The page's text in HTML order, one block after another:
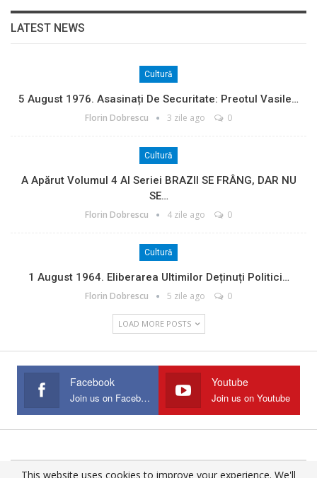
LATEST NEWS
Cultură
5 August 1976. Asasinați De Securitate: Preotul Vasile…
Florin Dobrescu 3 zile ago 0
Cultură
A Apărut Volumul 4 Al Seriei BRAZII SE FRÂNG, DAR NU
SE…
Florin Dobrescu 4 zile ago 0
Cultură
1 August 1964. Eliberarea Ultimilor Deținuți Politici…
Florin Dobrescu 5 zile ago 0
LOAD MORE POSTS
Facebook
Join us on Facebook
Youtube
Join us on Youtube
This website uses cookies to improve your experience. We'll